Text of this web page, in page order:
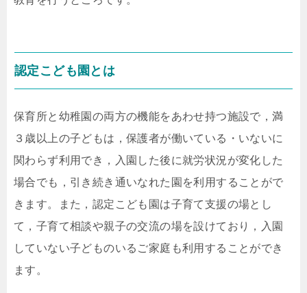
認定こども園とは
保育所と幼稚園の両方の機能をあわせ持つ施設で，満
３歳以上の子どもは，保護者が働いている・いないに
関わらず利用でき，入園した後に就労状況が変化した
場合でも，引き続き通いなれた園を利用することがで
きます。また，認定こども園は子育て支援の場とし
て，子育て相談や親子の交流の場を設けており，入園
していない子どものいるご家庭も利用することができ
ます。